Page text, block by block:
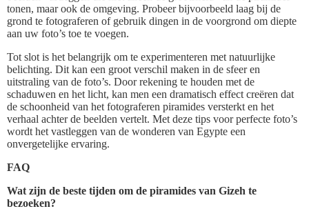
tonen, maar ook de omgeving. Probeer bijvoorbeeld laag bij de
grond te fotograferen of gebruik dingen in de voorgrond om diepte
aan uw foto’s toe te voegen.
Tot slot is het belangrijk om te experimenteren met natuurlijke
belichting. Dit kan een groot verschil maken in de sfeer en
uitstraling van de foto’s. Door rekening te houden met de
schaduwen en het licht, kan men een dramatisch effect creëren dat
de schoonheid van het fotograferen piramides versterkt en het
verhaal achter de beelden vertelt. Met deze tips voor perfecte foto’s
wordt het vastleggen van de wonderen van Egypte een
onvergetelijke ervaring.
FAQ
Wat zijn de beste tijden om de piramides van Gizeh te
bezoeken?